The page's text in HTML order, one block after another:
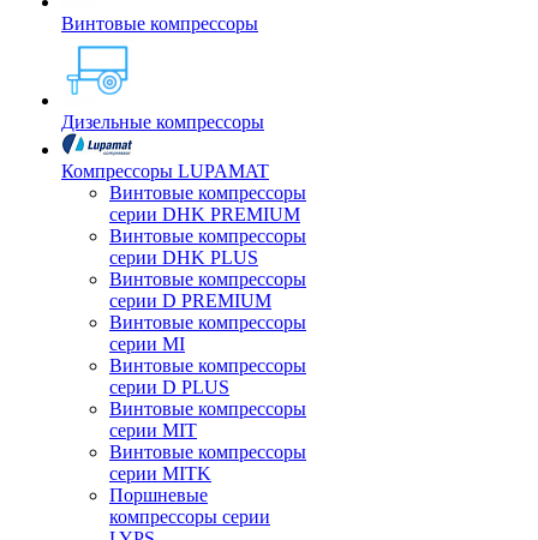
Винтовые компрессоры
Дизельные компрессоры
Компрессоры LUPAMAT
Винтовые компрессоры
серии DHK PREMIUM
Винтовые компрессоры
серии DHK PLUS
Винтовые компрессоры
серии D PREMIUM
Винтовые компрессоры
серии MI
Винтовые компрессоры
серии D PLUS
Винтовые компрессоры
серии MIT
Винтовые компрессоры
серии MITK
Поршневые
компрессоры серии